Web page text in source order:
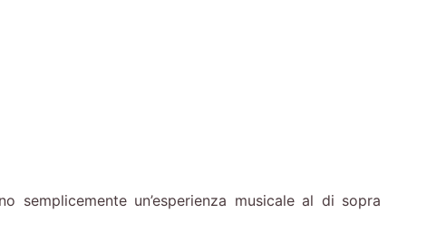
semplicemente un’esperienza musicale al di sopra